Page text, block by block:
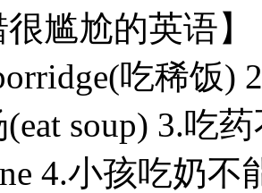
很尴尬的英语
吃稀饭)
soup) 3.吃
4.小孩吃奶不